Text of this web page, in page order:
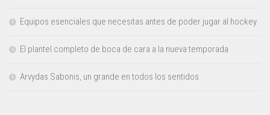
Equipos esenciales que necesitas antes de poder jugar al hockey
El plantel completo de boca de cara a la nueva temporada
Arvydas Sabonis, un grande en todos los sentidos